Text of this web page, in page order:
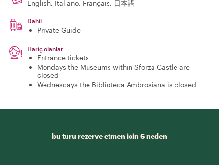
English, Italiano, Français, 日本語
Dahil
Private Guide
Hariç olanlar
Entrance tickets
Mondays the Museums within Sforza Castle are
closed
Wednesdays the Biblioteca Ambrosiana is closed
bu turu rezerve etmen için 6 neden